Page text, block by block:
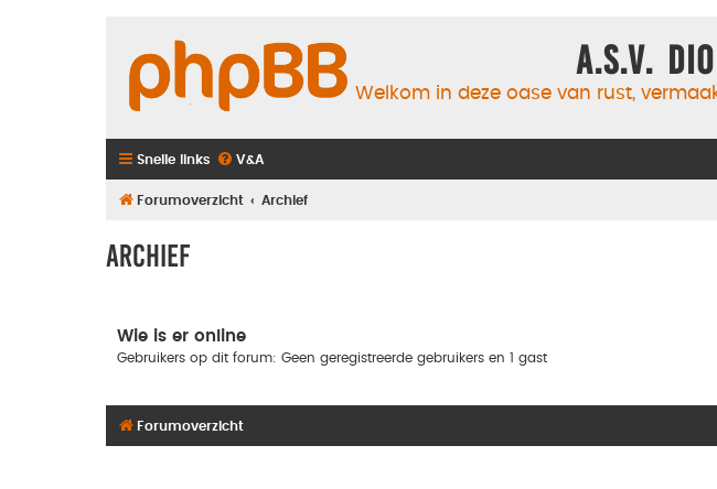
A.S.V.
Welkom in deze oase van rust,
Snelle links V&A
Forumoverzicht Archief
Archief
Wie is er online
Gebruikers op dit forum: Geen geregistreerde gebruikers en 1 gast
Forumoverzicht